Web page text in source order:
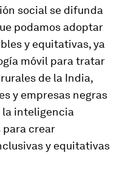
social se difunda
podamos adoptar
y equitativas, ya
móvil para tratar
de la India,
y empresas negras
la inteligencia
crear
y equitativas